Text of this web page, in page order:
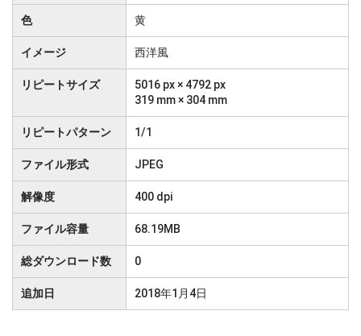
色 黄
イメージ 西洋風
リピートサイズ
5016 px × 4792 px
319 mm × 304 mm
リピートパターン 1/1
ファイル形式 JPEG
解像度 400 dpi
ファイル容量 68.19MB
総ダウンロード数 0
追加日 2018年1月4日